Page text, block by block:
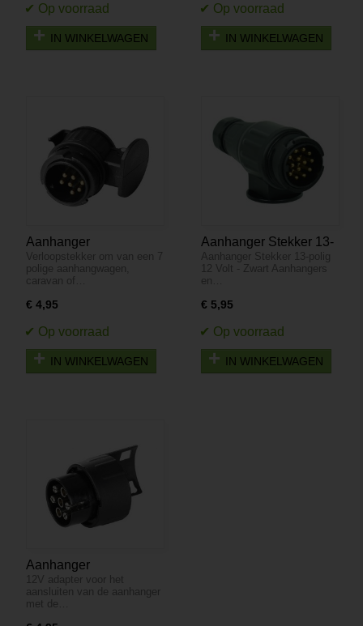
IN WINKELWAGEN IN WINKELWAGEN
Aanhanger
verloopstekker 13- naar
7-polig - 12 Volt Zwart
Verloopstekker om van een 7
polige aanhangwagen,
caravan of…
€ 4,95
IN WINKELWAGEN
Aanhanger Stekker 13-
polig 12 Volt - Zwart
Aanhanger Stekker 13-polig
12 Volt - Zwart Aanhangers
en…
€ 5,95
IN WINKELWAGEN
Aanhanger
verloopstekker 7- naar
13-polig - Zwart
12V adapter voor het
aansluiten van de aanhanger
met de…